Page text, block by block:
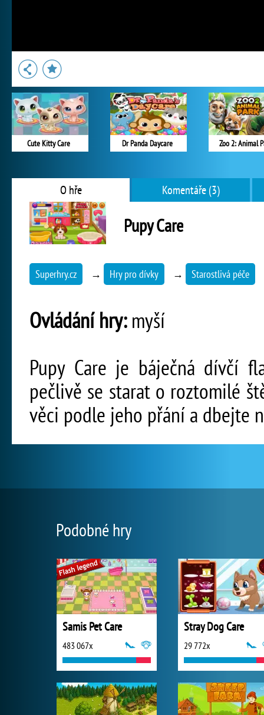
Cute Kitty Care Dr Panda Daycare Zoo 2: Animal
O hře Komentáře (3)
Pupy Care
Superhry.cz → Hry pro dívky → Starostlivá péče
Ovládání hry:myší
Pupy Care je báječná dívčí
pečlivě se starat o roztomilé
věci podle jeho přání a dbejte
Podobné hry
Samis Pet Care
483 067x
Stray Dog Care
29 772x